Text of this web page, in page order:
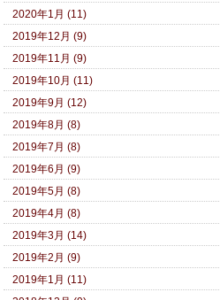
2020年1月 (11)
2019年12月 (9)
2019年11月 (9)
2019年10月 (11)
2019年9月 (12)
2019年8月 (8)
2019年7月 (8)
2019年6月 (9)
2019年5月 (8)
2019年4月 (8)
2019年3月 (14)
2019年2月 (9)
2019年1月 (11)